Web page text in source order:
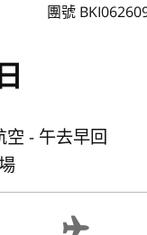
團號
空
午去早回